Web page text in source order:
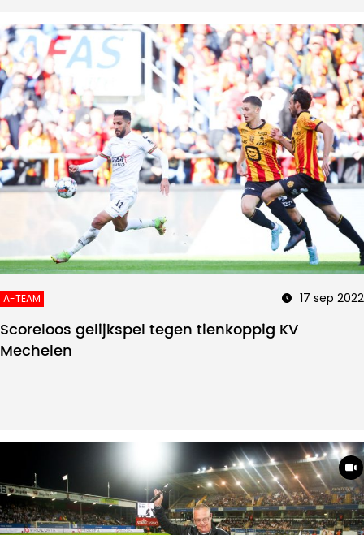
A-TEAM 17 sep 2022
Scoreloos gelijkspel tegen tienkoppig KV
Mechelen